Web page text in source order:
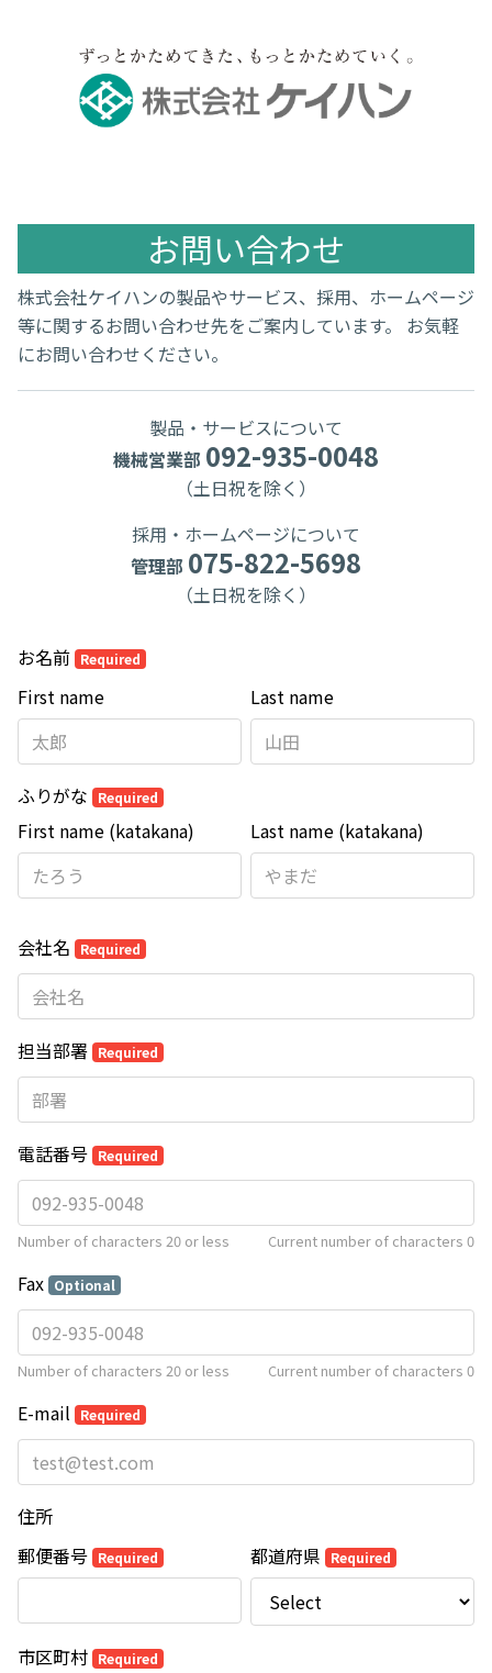
お問い合わせ
株式会社ケイハンの製品やサービス、採用、ホームページ
等に関するお問い合わせ先をご案内しています。 お気軽
にお問い合わせください。
製品・サービスについて
機械営業部 092-935-0048
（土日祝を除く）
採用・ホームページについて
管理部 075-822-5698
（土日祝を除く）
お名前 Required
Last name
First name
ふりがな Required
Last name (katakana)
First name (katakana)
会社名 Required
担当部署 Required
電話番号 Required
Number of characters 20 or less Current number of characters 0
Fax Optional
Number of characters 20 or less Current number of characters 0
E-mail Required
住所
郵便番号 Required 都道府県 Required
市区町村 Required